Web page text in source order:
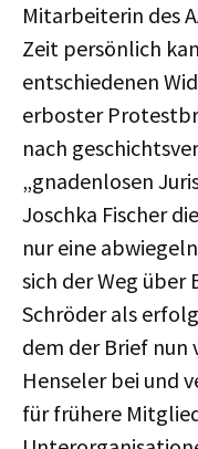
Mitarbeiterin des
Zeit persönlich
entschiedenen
erboster
nach
„gnadenlosen
Joschka Fischer
nur eine
sich der Weg über
Schröder als
dem der Brief
Henseler bei und
für frühere